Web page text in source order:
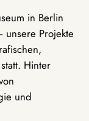
in Berlin
Projekte
Hinter
und